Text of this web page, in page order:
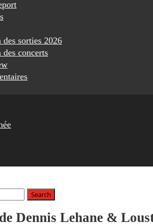
des sorties 2026
des concerts
Dennis Lehane &